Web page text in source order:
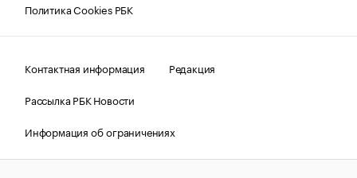
Политика Cookies РБК
Контактная информация
Редакция
Рассылка РБК Новости
Информация об ограничениях
Правовая информация
О соблюдении авторских прав